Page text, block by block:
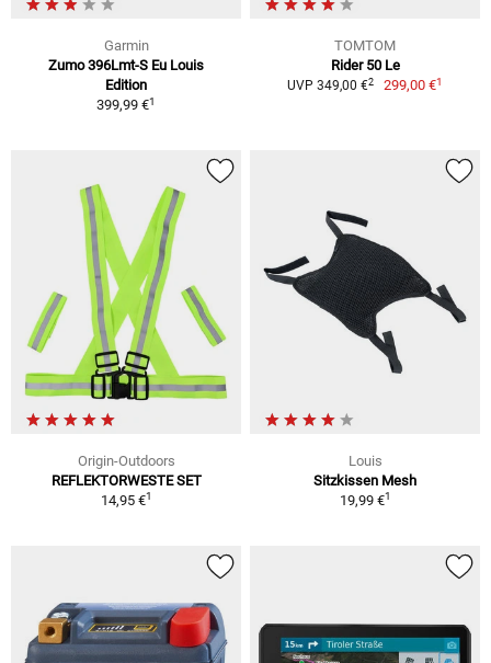
Garmin
Zumo 396Lmt-S Eu Louis
Edition
399,99 €1
TOMTOM
Rider 50 Le
UVP 349,00 €2 299,00 €1
Origin-Outdoors
REFLEKTORWESTE SET
14,95 €1
Louis
Sitzkissen Mesh
19,99 €1